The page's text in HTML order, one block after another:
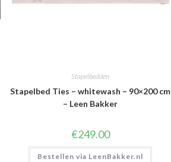
Stapelbedden
Stapelbed Ties – whitewash – 90×200 cm
– Leen Bakker
€249.00
Bestellen via LeenBakker.nl